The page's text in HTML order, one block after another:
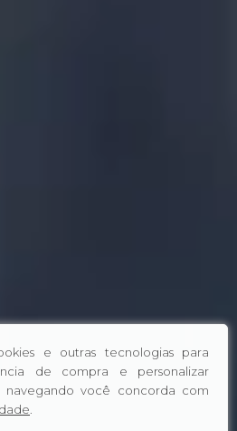
e outras tecnologias para
de compra e personalizar
navegando você concorda com